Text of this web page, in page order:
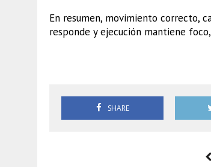
En resumen, movimiento correcto,
responde y ejecución mantiene foco,
SHARE